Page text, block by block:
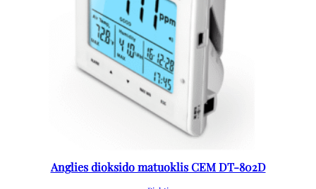
Anglies dioksido matuoklis CEM DT-802D